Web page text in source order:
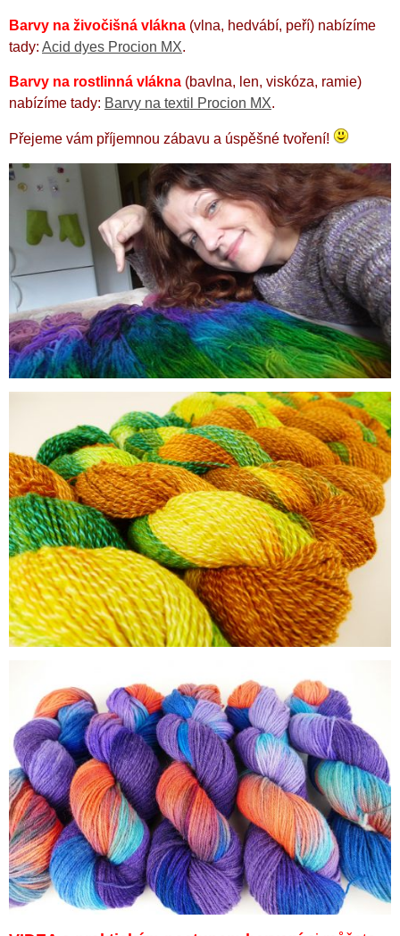
Barvy na živočišná vlákna (vlna, hedvábí, peří) nabízíme
tady: Acid dyes Procion MX.
Barvy na rostlinná vlákna (bavlna, len, viskóza, ramie)
nabízíme tady: Barvy na textil Procion MX.
Přejeme vám příjemnou zábavu a úspěšné tvoření!